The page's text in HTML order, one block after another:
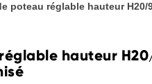
poteau réglable hauteur
hauteur